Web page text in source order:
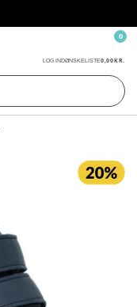
LOG INDØNSKELISTE0,00 KR.
0